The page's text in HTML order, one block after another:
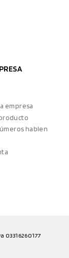
empresa
hablen
03316260177